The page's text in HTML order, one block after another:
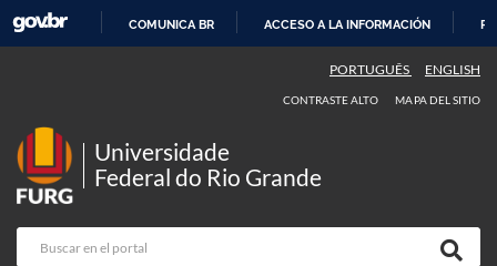
CONTENIDO
COMUNICA BR ACCESO A LA INFORMACIÓN
PORTUGUÊS ENGLISH
CONTRASTE ALTO MAPA DEL SITIO
Universidade
Federal do Rio Grande